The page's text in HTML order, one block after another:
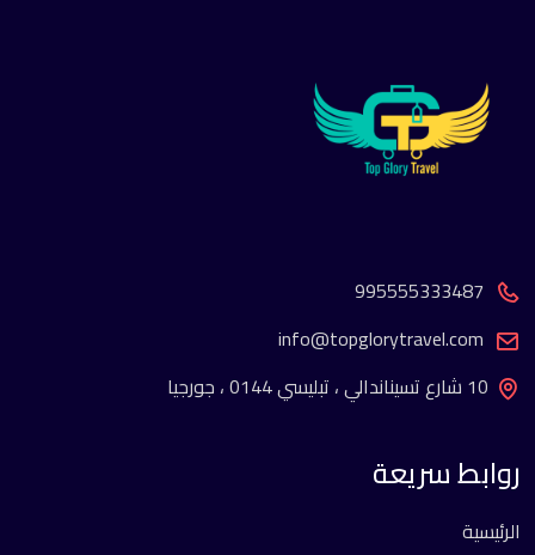
995555333487
info@topglorytravel.com
10 شارع تسيناندالي ، تبليسي 0144 ، جورجيا
روابط سريعة
الرئيسية